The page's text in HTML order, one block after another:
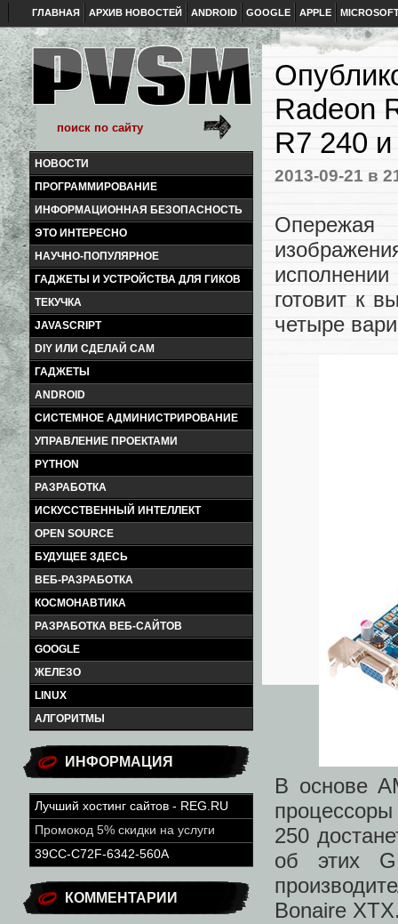
ГЛАВНАЯ АРХИВ НОВОСТЕЙ ANDROID GOOGLE APPLE
НОВОСТИ
ПРОГРАММИРОВАНИЕ
ИНФОРМАЦИОННАЯ БЕЗОПАСНОСТЬ
ЭТО ИНТЕРЕСНО
НАУЧНО-ПОПУЛЯРНОЕ
ГАДЖЕТЫ И УСТРОЙСТВА ДЛЯ ГИКОВ
ТЕКУЧКА
JAVASCRIPT
DIY ИЛИ СДЕЛАЙ САМ
ГАДЖЕТЫ
ANDROID
СИСТЕМНОЕ АДМИНИСТРИРОВАНИЕ
УПРАВЛЕНИЕ ПРОЕКТАМИ
PYTHON
РАЗРАБОТКА
ИСКУССТВЕННЫЙ ИНТЕЛЛЕКТ
OPEN SOURCE
БУДУЩЕЕ ЗДЕСЬ
ВЕБ-РАЗРАБОТКА
КОСМОНАВТИКА
РАЗРАБОТКА ВЕБ-САЙТОВ
GOOGLE
ЖЕЛЕЗО
LINUX
АЛГОРИТМЫ
ИНФОРМАЦИЯ
Лучший хостинг сайтов - REG.RU
Промокод 5% скидки на услуги
39CC-C72F-6342-560A
КОММЕНТАРИИ
Radeon
R7 240
2013-09-21 в
Опережая
исполнении
готовит к
четыре
В основе
250
об этих
Bonaire